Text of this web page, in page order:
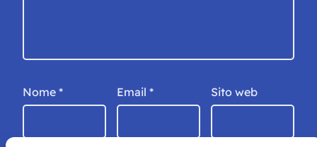
Nome * Email * Sito web